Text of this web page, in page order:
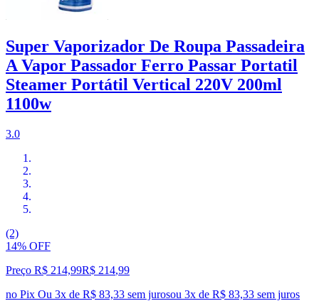
Super Vaporizador De Roupa Passadeira
A Vapor Passador Ferro Passar Portatil
Steamer Portátil Vertical 220V 200ml
1100w
3.0
(2)
14% OFF
Preço R$ 214,99R$ 214,99
no Pix Ou 3x de R$ 83,33 sem jurosou 3x de R$ 83,33 sem juros